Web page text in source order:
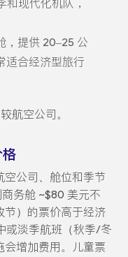
和现代化机队，
，提供 20–25 公
适合经济型旅行
航空公司。
空公司、舱位和季节
务舱 ~$80 美元不
节）的票价高于经济
或淡季航班（秋季/冬
会增加费用。儿童票